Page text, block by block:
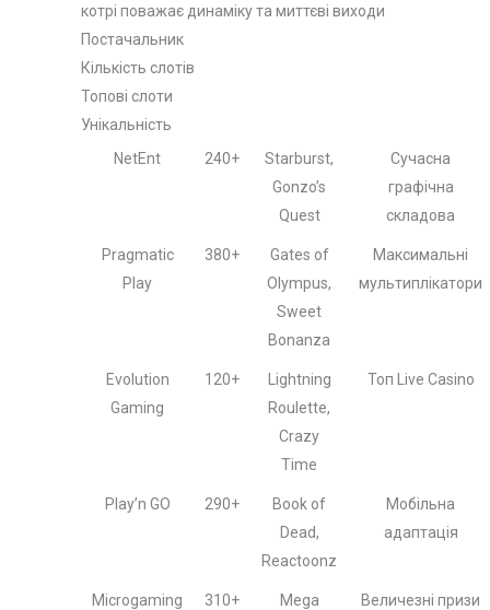
котрі поважає динаміку та миттєві виходи
Постачальник
Кількість слотів
Топові слоти
Унікальність
NetEnt
240+
Starburst,
Gonzo’s
Quest
Сучасна
графічна
складова
Pragmatic
Play
380+
Gates of
Olympus,
Sweet
Bonanza
Максимальні
мультиплікатори
Evolution
Gaming
120+
Lightning
Roulette,
Crazy
Time
Топ Live Casino
Play’n GO 290+
Book of
Dead,
Reactoonz
Мобільна
адаптація
Microgaming 310+
Mega
Величезні призи